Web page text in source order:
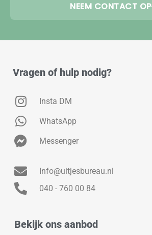
NEEM CONTACT OP
Vragen of hulp nodig?
Insta DM
WhatsApp
Messenger
Info@uitjesbureau.nl
040 - 760 00 84
Bekijk ons aanbod